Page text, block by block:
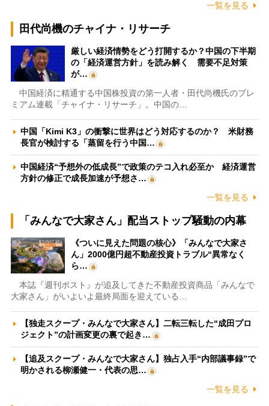
一覧を見る
田代尚機のチャイナ・リサーチ
厳しい経済情勢をどう打開するか？中国の下半期
の「経済運営方針」を読み解く 需要不足対策
が…
中国経済に精通する中国株投資の第一人者・田代尚機氏のプレ
ミアム連載「チャイナ・リサーチ」。中国の…
中国「Kimi K3」の衝撃に世界はどう対応するのか？ 米財務
長官が検討する「蒸留を行う中国…
中国経済“予想外の低成長”で政策のテコ入れ必至か 経済運営
方針の修正で成長加速が予想さ…
一覧を見る
「みんなで大家さん」配当ストップ騒動の内幕
《ついに見えた問題の核心》「みんなで大家さ
ん」2000億円超不動産投資トラブル“異常なく
ら…
本誌『週刊ポスト』が追及してきた不動産投資商品「みんなで
大家さん」がいよいよ最終局面を迎えている…
【独走スクープ・みんなで大家さん】二転三転した“成田プロ
ジェクト”の計画変更の裏で起き…
【追及スクープ・みんなで大家さん】独占入手“内部議事録”で
明かされる柳瀬健一・代表の思…
一覧を見る